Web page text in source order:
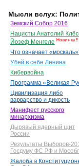
Мысли вслух:
Земский Собор 2016
Нацисты Анатолий
Йозеф Менгеле Новинка!!!
Что означает
Убей в себе Ленина
Кибервойна
Программа «Великая
Цивилизация либо
варварство и дикость
Манифест русского
минархизма
Дырявый ядерный щит
России
Результаты Выборов-
Госдуму ФС РФ и
Жалоба в